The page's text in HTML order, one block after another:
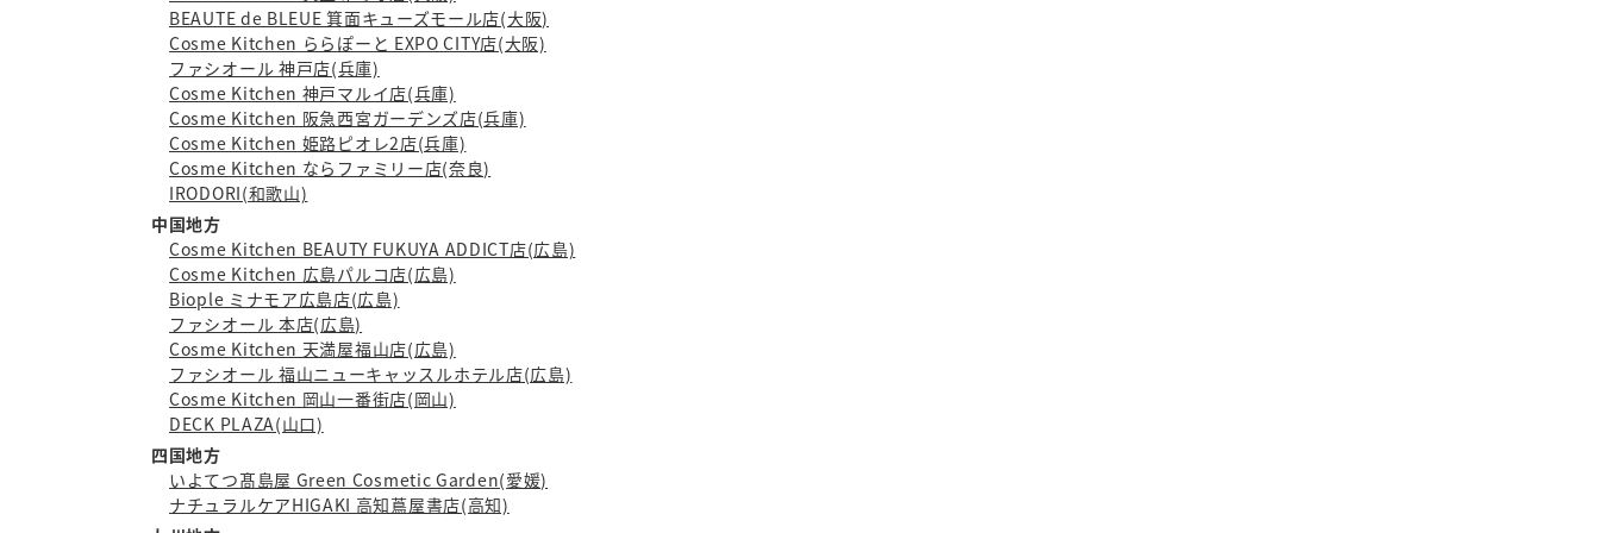
BEAUTE de BLEUE 箕面キューズモール店(大阪)
Cosme Kitchen ららぽーと EXPO CITY店(大阪)
ファシオール 神戸店(兵庫)
Cosme Kitchen 神戸マルイ店(兵庫)
Cosme Kitchen 阪急西宮ガーデンズ店(兵庫)
Cosme Kitchen 姫路ピオレ2店(兵庫)
Cosme Kitchen ならファミリー店(奈良)
IRODORI(和歌山)
中国地方
Cosme Kitchen BEAUTY FUKUYA ADDICT店(広島)
Cosme Kitchen 広島パルコ店(広島)
Biople ミナモア広島店(広島)
ファシオール 本店(広島)
Cosme Kitchen 天満屋福山店(広島)
ファシオール 福山ニューキャッスルホテル店(広島)
Cosme Kitchen 岡山一番街店(岡山)
DECK PLAZA(山口)
四国地方
いよてつ髙島屋 Green Cosmetic Garden(愛媛)
ナチュラルケアHIGAKI 高知蔦屋書店(高知)